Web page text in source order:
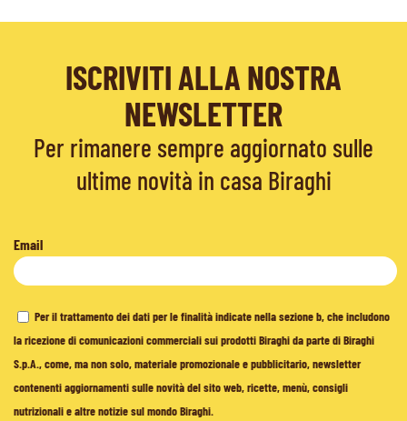
ISCRIVITI ALLA NOSTRA
NEWSLETTER
Per rimanere sempre aggiornato sulle
ultime novità in casa Biraghi
Email
Per il trattamento dei dati per le finalità indicate nella sezione b, che includono
la ricezione di comunicazioni commerciali sui prodotti Biraghi da parte di Biraghi
S.p.A., come, ma non solo, materiale promozionale e pubblicitario, newsletter
contenenti aggiornamenti sulle novità del sito web, ricette, menù, consigli
nutrizionali e altre notizie sul mondo Biraghi.